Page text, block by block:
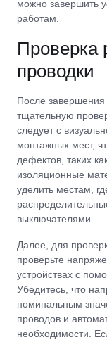
можно завершить
работам.
Проверка
проводки
После завершения
тщательную
следует с
монтажных мест,
дефектов, таких
изоляционные
уделить местам,
выключателями.
Далее, для
проверьте
устройствах с
Убедитесь, что
номинальным
проводов и
необходимости.